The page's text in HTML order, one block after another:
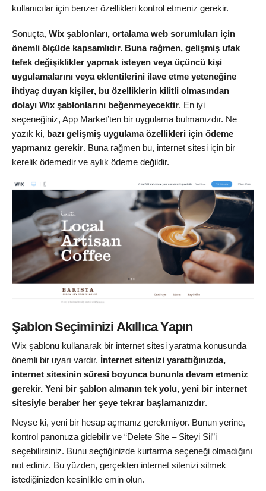
kullanıcılar için benzer özellikleri kontrol etmeniz gerekir.
Sonuçta, Wix şablonları, ortalama web sorumluları için
önemli ölçüde kapsamlıdır. Buna rağmen, gelişmiş ufak
tefek değişiklikler yapmak isteyen veya üçüncü kişi
uygulamalarını veya eklentilerini ilave etme yeteneğine
ihtiyaç duyan kişiler, bu özelliklerin kilitli olmasından
dolayı Wix şablonlarını beğenmeyecektir. En iyi
seçeneğiniz, App Market’ten bir uygulama bulmanızdır. Ne
yazık ki, bazı gelişmiş uygulama özellikleri için ödeme
yapmanız gerekir. Buna rağmen bu, internet sitesi için bir
kerelik ödemedir ve aylık ödeme değildir.
Şablon Seçiminizi Akıllıca Yapın
Wix şablonu kullanarak bir internet sitesi yaratma konusunda
önemli bir uyarı vardır. İnternet sitenizi yarattığınızda,
internet sitesinin süresi boyunca bununla devam etmeniz
gerekir. Yeni bir şablon almanın tek yolu, yeni bir internet
sitesiyle beraber her şeye tekrar başlamanızdır.
Neyse ki, yeni bir hesap açmanız gerekmiyor. Bunun yerine,
kontrol panonuza gidebilir ve “Delete Site – Siteyi Sil”i
seçebilirsiniz. Bunu seçtiğinizde kurtarma seçeneği olmadığını
not ediniz. Bu yüzden, gerçekten internet sitenizi silmek
istediğinizden kesinlikle emin olun.